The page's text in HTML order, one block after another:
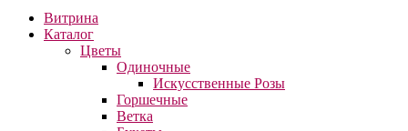
Витрина
Каталог
Цветы
Одиночные
Искусственные Розы
Горшечные
Ветка